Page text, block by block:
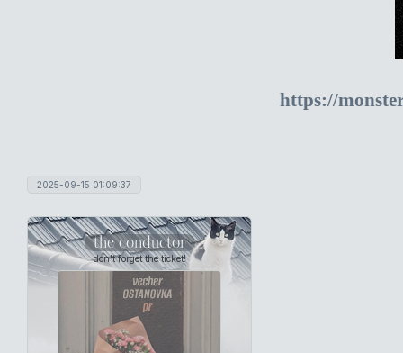
https://
2025-09-15 01:09:37
the conductor
don't forget the ticket!